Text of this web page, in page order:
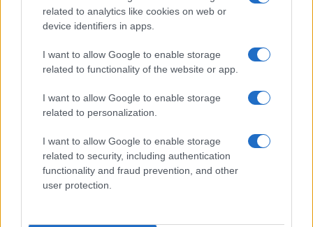
related to analytics like cookies on web or
device identifiers in apps.
I want to allow Google to enable storage
related to functionality of the website or app.
I want to allow Google to enable storage
related to personalization.
I want to allow Google to enable storage
related to security, including authentication
functionality and fraud prevention, and other
user protection.
učestvovalo više od 2.000
Vidite, u tim nemirima 15. marta učestvovalo je više
od 2. 000 državljana Crne Gore. Jesmo li ikada
optužili Crnu Goru za to? Pazite, oni su učestvovali
poretka Republike Srbije. Ovi ljudi ni u čemu nisu
učestvovali, ni u čemu, baš ni u čemu. I bilo vam je
jasno iz svega što ste videli da ni u čemu nisu ni